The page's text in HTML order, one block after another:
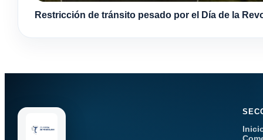
Restricción de tránsito pesado por el Día de la